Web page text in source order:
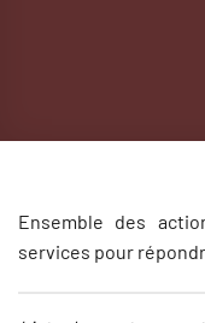
Ensemble des
services pour